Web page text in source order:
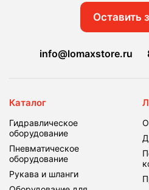
Оставить
info@lomaxstore.ru
Каталог
Гидравлическое
оборудование
Пневматическое
оборудование
Рукава и шланги